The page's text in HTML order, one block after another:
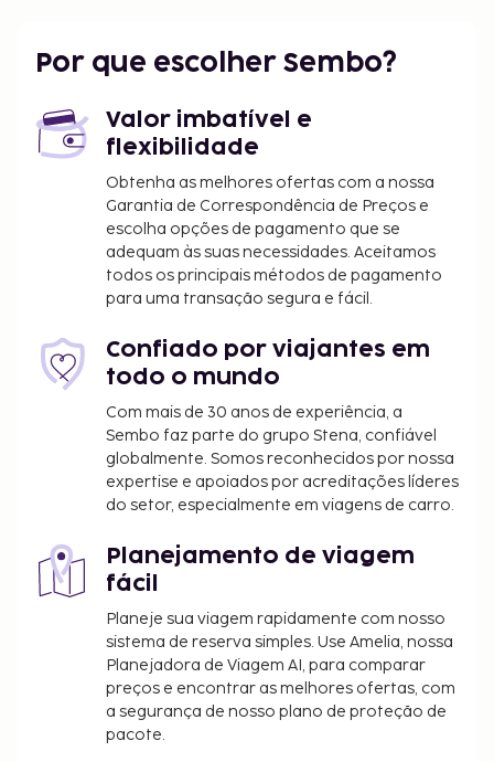
Esta casa de férias para não fumadores
disponibiliza circuitos para caminhadas/bicicleta
As crianças não pagam quando dormem no
quarto dos pais ou tutor, utilizando a(s) cama(s)
existentes.
Disponibilização de opções de pagamento sem
numerário em todas as transações.
Por que escolher Sembo?
Valor imbatível e
flexibilidade
Obtenha as melhores ofertas com a nossa
Garantia de Correspondência de Preços e
escolha opções de pagamento que se
adequam às suas necessidades. Aceitamos
todos os principais métodos de pagamento
para uma transação segura e fácil.
Confiado por viajantes em
todo o mundo
Com mais de 30 anos de experiência, a
Sembo faz parte do grupo Stena, confiável
globalmente. Somos reconhecidos por nossa
expertise e apoiados por acreditações líderes
do setor, especialmente em viagens de carro.
Planejamento de viagem
fácil
Planeje sua viagem rapidamente com nosso
sistema de reserva simples. Use Amelia, nossa
Planejadora de Viagem AI, para comparar
preços e encontrar as melhores ofertas, com
a segurança de nosso plano de proteção de
pacote.